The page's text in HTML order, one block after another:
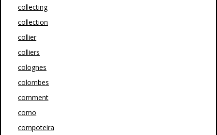
collecting
collection
collier
colliers
colognes
colombes
comment
como
compoteira